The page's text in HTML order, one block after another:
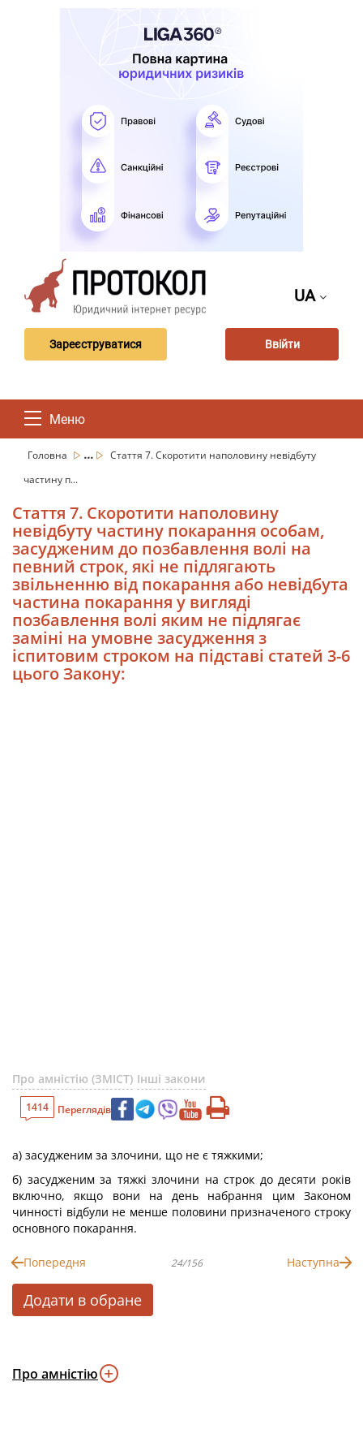
UA
Зареєструватися Ввійти
Меню
Головна ...
Стаття 7. Скоротити наполовину невідбуту
частину п...
Стаття 7. Скоротити наполовину
невідбуту частину покарання особам,
засудженим до позбавлення волі на
певний строк, які не підлягають
звільненню від покарання або невідбута
частина покарання у вигляді
позбавлення волі яким не підлягає
заміні на умовне засудження з
іспитовим строком на підставі статей 3-6
цього Закону:
Про амністію (ЗМІСТ) Інші закони
1414 Переглядів
а) засудженим за злочини, що не є тяжкими;
б) засудженим за тяжкі злочини на строк до десяти років
включно, якщо вони на день набрання цим Законом
чинності відбули не менше половини призначеного строку
основного покарання.
Попередня 24/156 Наступна
Додати в обране
Про амністію